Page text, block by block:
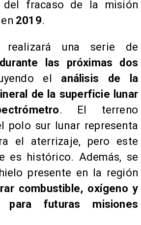
del fracaso de la misión
en 2019.
3 realizará una serie de
las próximas dos
el análisis de la
de la superficie lunar
. El terreno
polo sur lunar representa
el aterrizaje, pero este
es histórico. Además, se
presente en la región
combustible, oxígeno y
para futuras misiones